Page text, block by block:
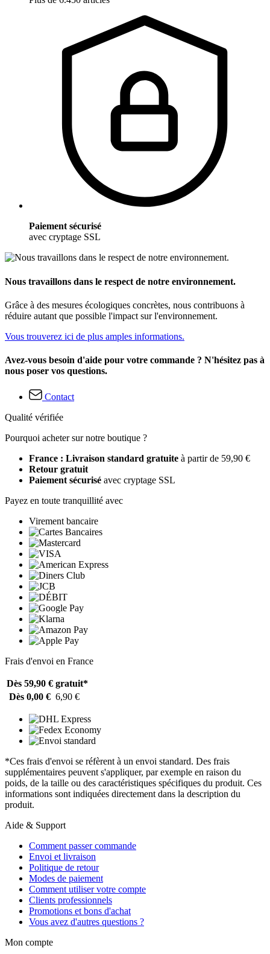
Paiement sécurisé
avec cryptage SSL
Nous travaillons dans le respect de notre environnement.
Grâce à des mesures écologiques concrètes, nous contribuons à
réduire autant que possible l'impact sur l'environnement.
Vous trouverez ici de plus amples informations.
Avez-vous besoin d'aide pour votre commande ? N'hésitez pas à
nous poser vos questions.
Contact
Qualité vérifiée
Pourquoi acheter sur notre boutique ?
France : Livraison standard gratuite à partir de 59,90 €
Retour gratuit
Paiement sécurisé avec cryptage SSL
Payez en toute tranquillité avec
Virement bancaire
Frais d'envoi en France
Dès 59,90 € gratuit*
Dès 0,00 € 6,90 €
*Ces frais d'envoi se réfèrent à un envoi standard. Des frais
supplémentaires peuvent s'appliquer, par exemple en raison du
poids, de la taille ou des caractéristiques spécifiques du produit. Ces
informations sont indiquées directement dans la description du
produit.
Aide & Support
Comment passer commande
Envoi et livraison
Politique de retour
Modes de paiement
Comment utiliser votre compte
Clients professionnels
Promotions et bons d'achat
Vous avez d'autres questions ?
Mon compte